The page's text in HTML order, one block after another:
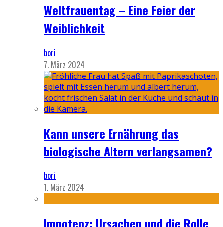
Weltfrauentag – Eine Feier der
Weiblichkeit
bori
7. März 2024
Kann unsere Ernährung das
biologische Altern verlangsamen?
bori
1. März 2024
Impotenz: Ursachen und die Rolle